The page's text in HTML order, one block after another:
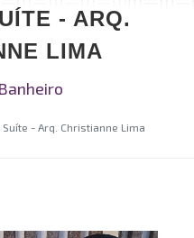
- ARQ.
LIMA
Banheiro
- Arq. Christianne Lima